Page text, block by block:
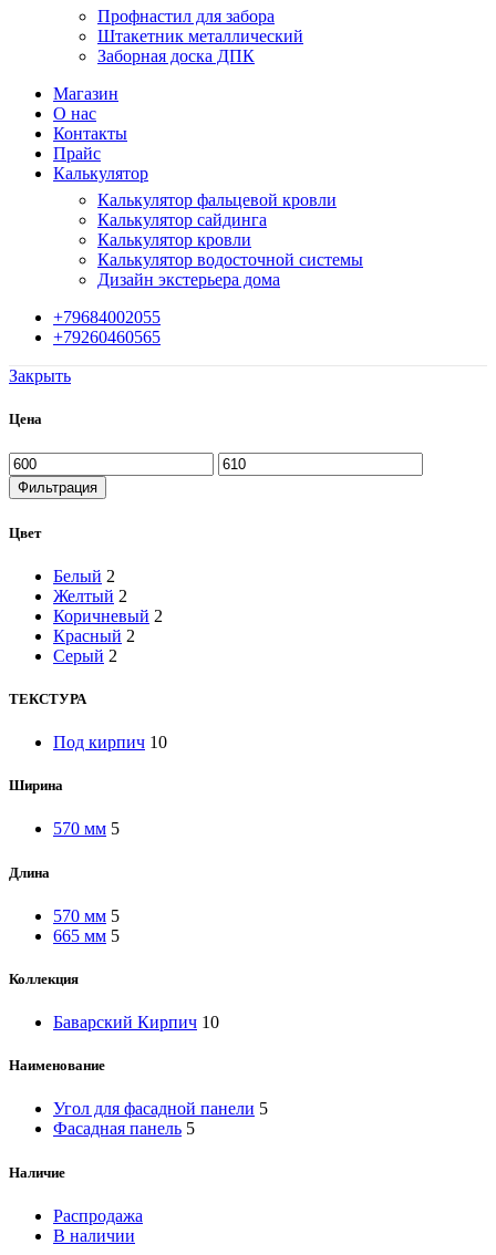
Профнастил для забора
Штакетник металлический
Заборная доска ДПК
Магазин
О нас
Контакты
Прайс
Калькулятор
Калькулятор фальцевой кровли
Калькулятор сайдинга
Калькулятор кровли
Калькулятор водосточной системы
Дизайн экстерьера дома
+79684002055
+79260460565
Закрыть
Цена
Фильтрация
Цвет
Белый 2
Желтый 2
Коричневый 2
Красный 2
Серый 2
ТЕКСТУРА
Под кирпич 10
Ширина
570 мм 5
Длина
570 мм 5
665 мм 5
Коллекция
Баварский Кирпич 10
Наименование
Угол для фасадной панели 5
Фасадная панель 5
Наличие
Распродажа
В наличии